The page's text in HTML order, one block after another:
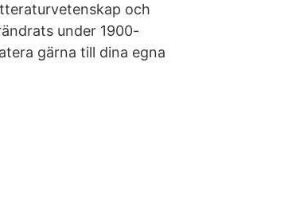
och
under 1900-
gärna till dina egna